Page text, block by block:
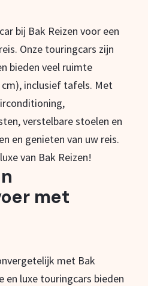
bij Bak Reizen voor een
Onze touringcars zijn
bieden veel ruimte
inclusief tafels. Met
verstelbare stoelen en
en genieten van uw reis.
van Bak Reizen!
met
met Bak
en luxe touringcars bieden